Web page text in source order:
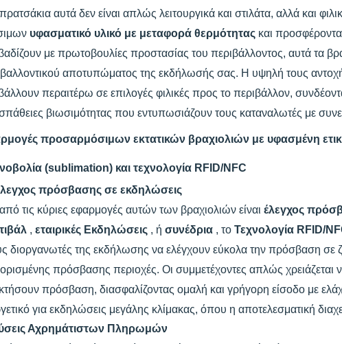
αυτά δεν είναι απλώς λειτουργικά και στιλάτα, αλλά και
υφασματικό υλικό με μεταφορά θερμότητας και
με πρωτοβουλίες προστασίας του περιβάλλοντος, αυτά τα
αποτυπώματος της εκδήλωσής σας. Η υψηλή τους
περαιτέρω σε επιλογές φιλικές προς το περιβάλλον,
βιωσιμότητας που εντυπωσιάζουν τους καταναλωτές με
προσαρμόσιμων εκτατικών βραχιολιών με υφασμένη
(sublimation) και τεχνολογία RFID/NFC
πρόσβασης σε εκδηλώσεις
τις κύριες εφαρμογές αυτών των βραχιολιών είναι έλεγχος
, εταιρικές Εκδηλώσεις , ή συνέδρια , το Τεχνολογία RFID/
διοργανωτές της εκδήλωσης να ελέγχουν εύκολα την πρόσβαση
πρόσβασης περιοχές. Οι συμμετέχοντες απλώς χρειάζεται
πρόσβαση, διασφαλίζοντας ομαλή και γρήγορη είσοδο με
για εκδηλώσεις μεγάλης κλίμακας, όπου η αποτελεσματική
Αχρημάτιστων Πληρωμών